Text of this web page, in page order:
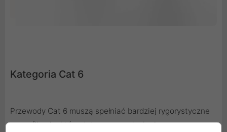
Kategoria Cat 6
Przewody Cat 6 muszą spełniać bardziej rygorystyczne
specyfikacje, które dotyczą przesłuchu i szumu